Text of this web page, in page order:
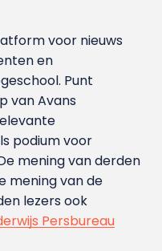
voor nieuws
en
Punt
van Avans
podium voor
mening van derden
mening van de
lezers ook
Persbureau